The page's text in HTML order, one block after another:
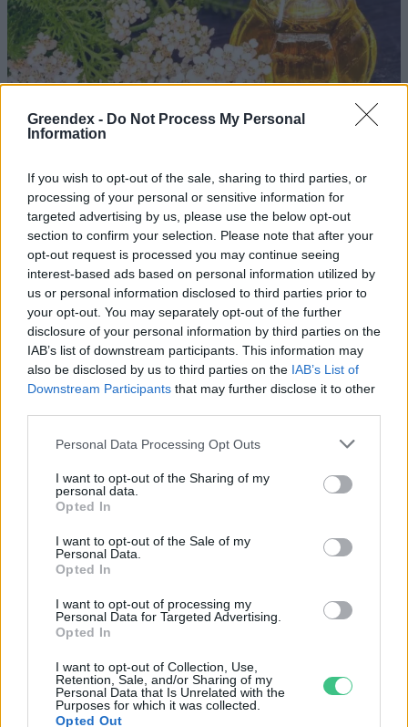
Greendex - Do Not Process My Personal
Information
If you wish to opt-out of the sale, sharing to third parties, or
processing of your personal or sensitive information for
targeted advertising by us, please use the below opt-out
section to confirm your selection. Please note that after your
opt-out request is processed you may continue seeing
interest-based ads based on personal information utilized by
us or personal information disclosed to third parties prior to
your opt-out. You may separately opt-out of the further
disclosure of your personal information by third parties on the
IAB’s list of downstream participants. This information may
also be disclosed by us to third parties on the IAB’s List of
Downstream Participants that may further disclose it to other
Personal Data Processing Opt Outs
I want to opt-out of the Sharing of my
personal data.
Opted In
I want to opt-out of the Sale of my
Personal Data.
Opted In
I want to opt-out of processing my
Personal Data for Targeted Advertising.
Opted In
I want to opt-out of Collection, Use,
Retention, Sale, and/or Sharing of my
Personal Data that Is Unrelated with the
Purposes for which it was collected.
Opted Out
Ezt a növényt már az őskorban is ismerték, a népi gyógyászatban
pedig ma is számos betegség ellen használják.
Születésnapi programokkal várja a
hétvégén a közönséget a 160 éves
Fővárosi Állatkert
ÉLŐ BOLYGÓNK
Szedd magad őszibarack: itt vannak
a legjobb lelőhelyek!
SZEMLE